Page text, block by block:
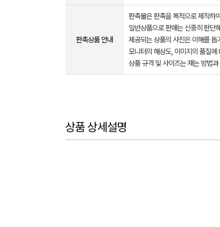
판촉상품 안내
판촉물은 판촉을 목적으로 제작하
일반상품으로 판매는 신중히 판단
제공되는 상품의 사진은 이해를
모니터의 해상도, 이미지의 품질
상품 규격 및 사이즈는 재는 방법
상품 상세설명